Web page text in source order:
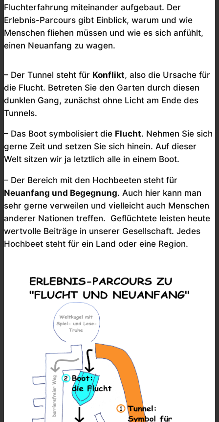
Fluchterfahrung miteinander aufgebaut. Der
Erlebnis-Parcours gibt Einblick, warum und wie
Menschen fliehen müssen und wie es sich anfühlt,
einen Neuanfang zu wagen.
– Der Tunnel steht für Konflikt, also die Ursache für
die Flucht. Betreten Sie den Garten durch diesen
dunklen Gang, zunächst ohne Licht am Ende des
Tunnels.
– Das Boot symbolisiert die Flucht. Nehmen Sie sich
gerne Zeit und setzen Sie sich hinein. Auf dieser
Welt sitzen wir ja letztlich alle in einem Boot.
– Der Bereich mit den Hochbeeten steht für
Neuanfang und Begegnung. Auch hier kann man
sehr gerne verweilen und vielleicht auch Menschen
anderer Nationen treffen. Geflüchtete leisten heute
wertvolle Beiträge in unserer Gesellschaft. Jedes
Hochbeet steht für ein Land oder eine Region.